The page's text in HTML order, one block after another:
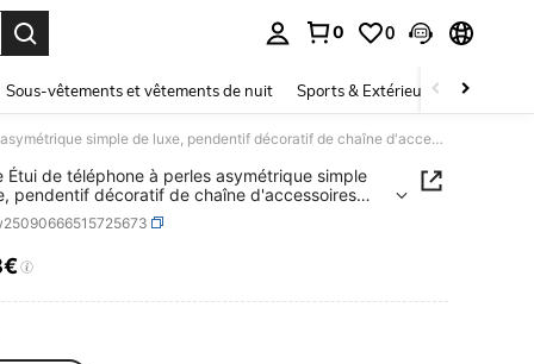
0 0
Sous-vêtements et vêtements de nuit Sports & Extérieur Enfants
1 pièce Étui de téléphone à perles asymétrique simple de luxe, pendentif décoratif de chaîne d'accessoires universels pour femme
Étui de téléphone à perles asymétrique simple
pendentif décoratif de chaîne d'accessoires
pour femme
AND AVAILABILITY